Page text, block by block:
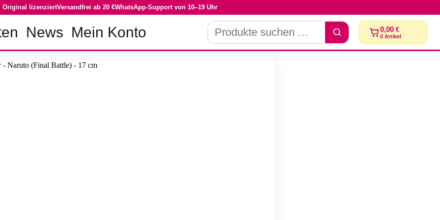
Original lizenziertVersandfrei ab 20 €WhatsApp-Support von 10–19 Uhr
News Mein Konto
Produkte
suchen
0,00 €
0Artikel